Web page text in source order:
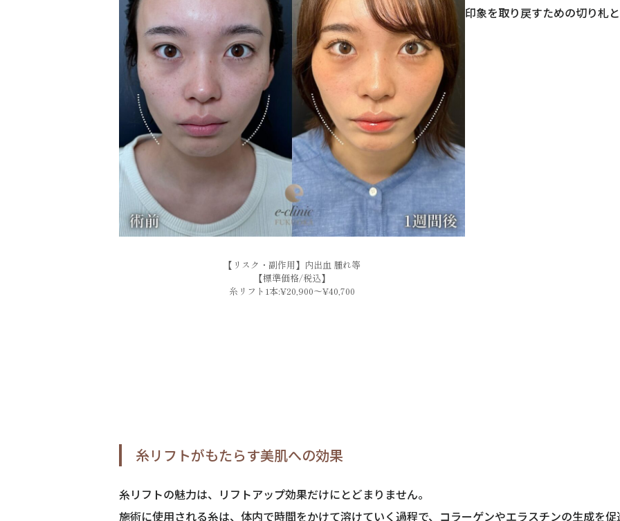
【リスク・副作用】内出血 腫れ等
【標準価格/税込】
糸リフト1本:¥20,900～¥40,700
印象を取り戻すための切り札
糸リフトがもたらす美肌への効果
糸リフトの魅力は、リフトアップ効果だけにとどまりません。
施術に使用される糸は、体内で時間をかけて溶けていく過程で、コラーゲンやエラスチンの生成を促